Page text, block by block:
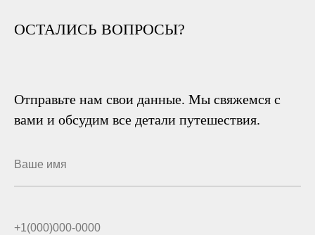
ОСТАЛИСЬ ВОПРОСЫ?
Отправьте нам свои данные. Мы свяжемся с
вами и обсудим все детали путешествия.